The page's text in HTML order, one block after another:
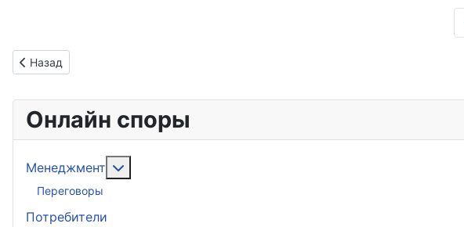
Предыдущий: Имущественные конфликты супругов
Назад
Онлайн споры
Менеджмент
Переговоры
Потребители